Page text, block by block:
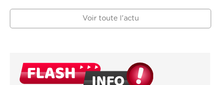
Voir toute l'actu